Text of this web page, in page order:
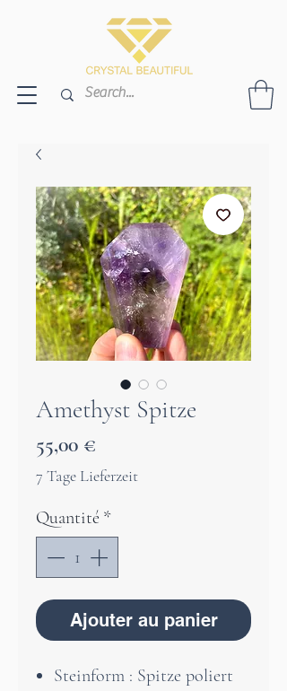
Amethyst Spitze
55,00 €
7 Tage Lieferzeit
Quantité *
Ajouter au panier
Steinform : Spitze poliert